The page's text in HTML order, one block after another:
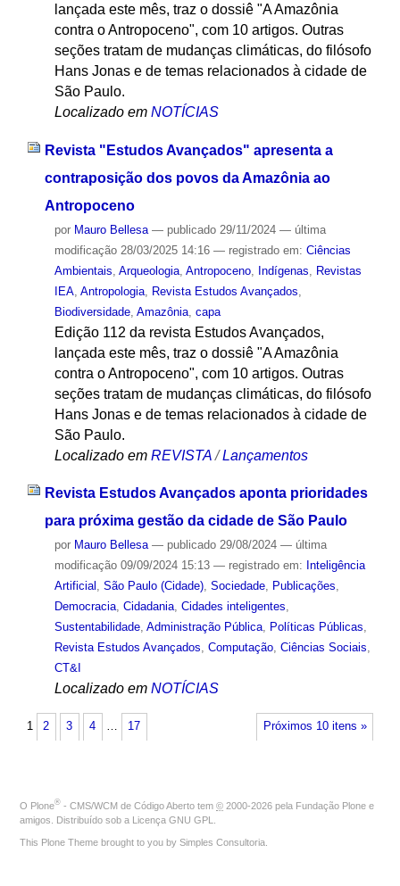
lançada este mês, traz o dossiê "A Amazônia
contra o Antropoceno", com 10 artigos. Outras
seções tratam de mudanças climáticas, do filósofo
Hans Jonas e de temas relacionados à cidade de
São Paulo.
Localizado em NOTÍCIAS
Revista "Estudos Avançados" apresenta a
contraposição dos povos da Amazônia ao
Antropoceno
por Mauro Bellesa — publicado29/11/2024 — última
modificação28/03/2025 14:16 — registrado em: Ciências
Ambientais Arqueologia, Antropoceno, Indígenas
Revistas
IEA, Antropologia, Revista Estudos Avançados
Biodiversidade, Amazônia, capa
Edição 112 da revista Estudos Avançados,
lançada este mês, traz o dossiê "A Amazônia
contra o Antropoceno", com 10 artigos. Outras
seções tratam de mudanças climáticas, do filósofo
Hans Jonas e de temas relacionados à cidade de
São Paulo.
Localizado em REVISTA /Lançamentos
Revista Estudos Avançados aponta prioridades
para próxima gestão da cidade de São Paulo
por Mauro Bellesa — publicado29/08/2024 — última
modificação09/09/2024 15:13 — registrado em: Inteligência
Artificial , São Paulo (Cidade), Sociedade, Publicações,
Democracia, Cidadania, Cidades inteligentes,
Sustentabilidade, Administração Pública, Políticas Públicas,
Revista Estudos Avançados, Computação, Ciências Sociais,
CT&I
Localizado em NOTÍCIAS
Próximos 10 itens »
1 2 3 4 … 17
O Plone® - CMS/WCM de Código Aberto tem © 2000-2026 pela Fundação Plone e
amigos. Distribuído sob a Licença GNU GPL
This Plone Theme brought to you by Simples Consultoria